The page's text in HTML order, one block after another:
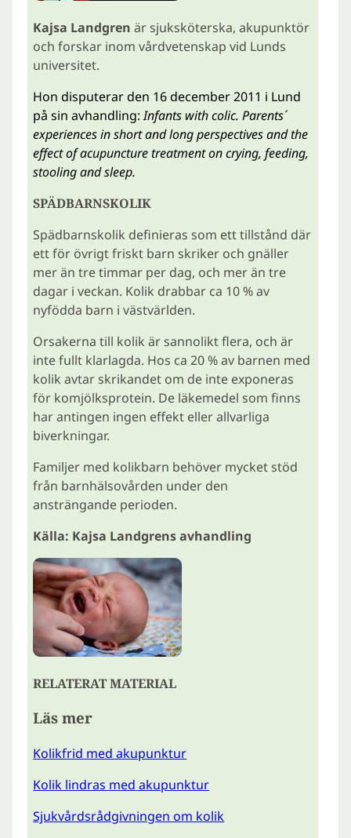
Kajsa Landgren är sjuksköterska, akupunktör
och forskar inom vårdvetenskap vid Lunds
universitet.
Hon disputerar den 16 december 2011 i Lund
på sin avhandling:Infants with colic. Parents´
experiences in short and long perspectives and the
effect of acupuncture treatment on crying, feeding,
stooling and sleep.
SPÄDBARNSKOLIK
Spädbarnskolik definieras som ett tillstånd där
ett för övrigt friskt barn skriker och gnäller
mer än tre timmar per dag, och mer än tre
dagar i veckan. Kolik drabbar ca 10 % av
nyfödda barn i västvärlden.
Orsakerna till kolik är sannolikt flera, och är
inte fullt klarlagda. Hos ca 20 % av barnen med
kolik avtar skrikandet om de inte exponeras
för komjölksprotein. De läkemedel som finns
har antingen ingen effekt eller allvarliga
biverkningar.
Familjer med kolikbarn behöver mycket stöd
från barnhälsovården under den
ansträngande perioden.
Källa: Kajsa Landgrens avhandling
RELATERAT MATERIAL
Läs mer
Kolikfrid med akupunktur
Kolik lindras med akupunktur
Sjukvårdsrådgivningen om kolik